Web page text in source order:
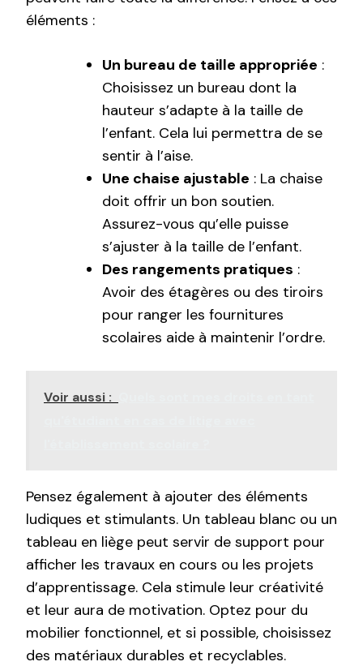
éléments :
Un bureau de taille appropriée :
Choisissez un bureau dont la
hauteur s’adapte à la taille de
l’enfant. Cela lui permettra de se
sentir à l’aise.
Une chaise ajustable : La chaise
doit offrir un bon soutien.
Assurez-vous qu’elle puisse
s’ajuster à la taille de l’enfant.
Des rangements pratiques :
Avoir des étagères ou des tiroirs
pour ranger les fournitures
scolaires aide à maintenir l’ordre.
Voir aussi :
Pensez également à ajouter des éléments
ludiques et stimulants. Un tableau blanc ou un
tableau en liège peut servir de support pour
afficher les travaux en cours ou les projets
d’apprentissage. Cela stimule leur créativité
et leur aura de motivation. Optez pour du
mobilier fonctionnel, et si possible, choisissez
des matériaux durables et recyclables.